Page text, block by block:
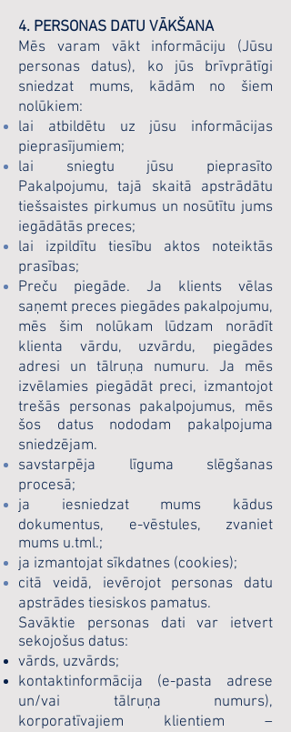
4. PERSONAS DATU VĀKŠANA
Mēs varam vākt informāciju (Jūsu
personas datus), ko jūs brīvprātīgi
sniedzat mums, kādām no šiem
nolūkiem:
lai atbildētu uz jūsu informācijas
pieprasījumiem;
lai sniegtu jūsu pieprasīto
Pakalpojumu, tajā skaitā apstrādātu
tiešsaistes pirkumus un nosūtītu jums
iegādātās preces;
lai izpildītu tiesību aktos noteiktās
prasības;
Preču piegāde. Ja klients vēlas
saņemt preces piegādes pakalpojumu,
mēs šim nolūkam lūdzam norādīt
klienta vārdu, uzvārdu, piegādes
adresi un tālruņa numuru. Ja mēs
izvēlamies piegādāt preci, izmantojot
trešās personas pakalpojumus, mēs
šos datus nododam pakalpojuma
sniedzējam.
savstarpēja līguma slēgšanas
procesā;
ja iesniedzat mums kādus
dokumentus, e-vēstules, zvaniet
mums u.tml.;
ja izmantojat sīkdatnes (cookies);
citā veidā, ievērojot personas datu
apstrādes tiesiskos pamatus.
Savāktie personas dati var ietvert
sekojošus datus:
vārds, uzvārds;
kontaktinformācija (e-pasta adrese
un/vai tālruņa numurs),
korporatīvajiem klientiem –